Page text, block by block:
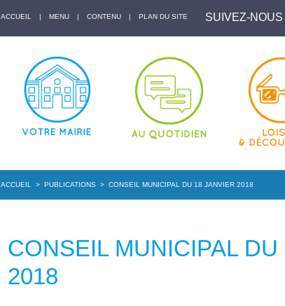
ACCUEIL | MENU | CONTENU | PLAN DU SITE SUIVEZ-
ACCUEIL > PUBLICATIONS > CONSEIL MUNICIPAL DU 18 JANVIER 2018
CONSEIL MUNICIPAL
2018